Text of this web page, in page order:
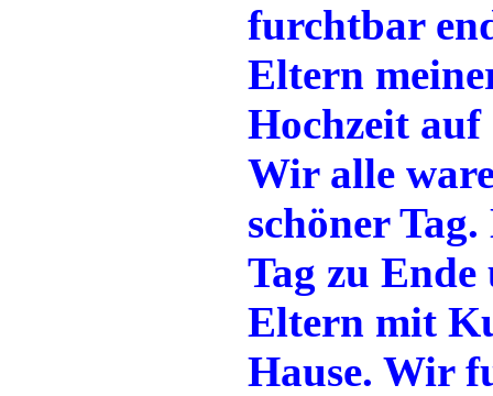
furchtbar
Eltern
Hochzeit auf
Wir alle
schöner
Tag zu
Eltern mit
Hause. Wir